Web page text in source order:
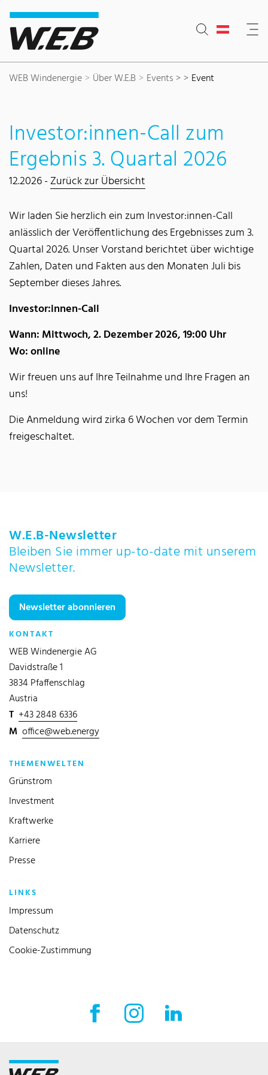
Inhaltsbereich
Suche
Hauptnavigation
Kontakt
Footer
WEB Windenergie Über W.E.B Events > Event
Investor:innen-Call zum
Ergebnis 3. Quartal 2026
12.2026 -Zurück zur Übersicht
Wir laden Sie herzlich ein zum Investor:innen-Call
anlässlich der Veröffentlichung des Ergebnisses zum 3.
Quartal 2026. Unser Vorstand berichtet über wichtige
Zahlen, Daten und Fakten aus den Monaten Juli bis
September dieses Jahres.
Investor:innen-Call
Wann: Mittwoch, 2. Dezember 2026, 19:00 Uhr
Wo: online
Wir freuen uns auf Ihre Teilnahme und Ihre Fragen an
uns!
Die Anmeldung wird zirka 6 Wochen vor dem Termin
freigeschaltet.
W.E.B-Newsletter
Bleiben Sie immer up-to-date mit unserem
Newsletter.
Newsletter abonnieren
KONTAKT
WEB Windenergie AG
Davidstraße 1
3834 Pfaffenschlag
Austria
T +43 2848 6336
M office@web.energy
THEMENWELTEN
Grünstrom
Investment
Kraftwerke
Karriere
Presse
LINKS
Impressum
Datenschutz
Cookie-Zustimmung
Facebook Externer Link
Instagram Externer Link